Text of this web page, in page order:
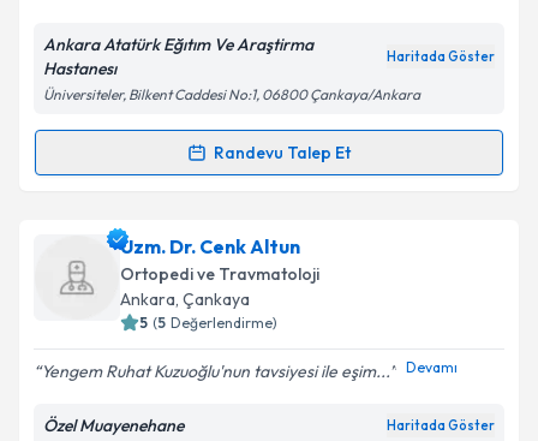
Kişisel verilerimin işlenmesine ilişkinAydınlatma
'ni okudum ve kişisel verilerimin belirtilen
kapsamda işlenmesini kabul ediyorum.
Takvim Talebini Gönder
Ankara Atatürk Eğıtım Ve Araştirma
Hastanesı
Haritada Göster
Üniversiteler, Bilkent Caddesi No:1, 06800 Çankaya/Ankara
Randevu Talep Et
Randevu Takvimi Talebi
Dr. Kasım Kılıçarslaniçin randevu takvimi talebi
oluşturun. Size bu uzmandan randevu almanız için bir
takvim hazırlandığında e-posta ile bilgilendireceğiz.
Uzm. Dr. Cenk Altun
Ortopedi ve Travmatoloji
Ankara, Çankaya
5 (5 Değerlendirme)
Yengem Ruhat Kuzuoğlu'nun tavsiyesi ile eşim... Devamı
Özel Muayenehane Haritada Göster